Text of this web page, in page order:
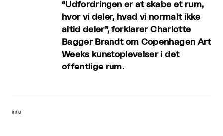
“Udfordringen er at skabe et rum,
hvor vi deler, hvad vi normalt ikke
altid deler”, forklarer Charlotte
Bagger Brandt om Copenhagen Art
Weeks kunstoplevelser i det
offentlige rum.
info